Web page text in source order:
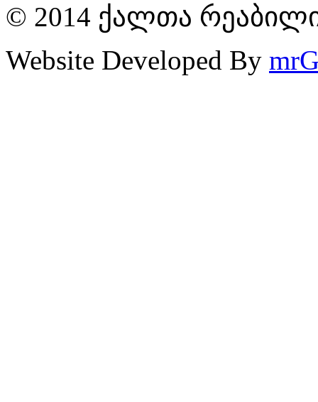
© 2014 ქალთა
Website Developed By